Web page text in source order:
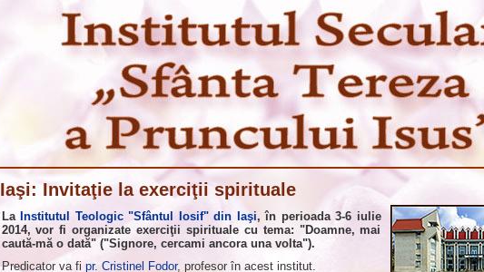
Iaşi: Invitaţie la exerciţii spirituale
La Institutul Teologic "Sfântul Iosif" din Iaşi, în perioada 3-6 iulie
2014, vor fi organizate exerciţii spirituale cu tema: "Doamne, mai
caută-mă o dată" ("Signore, cercami ancora una volta").
Predicator va fi pr. Cristinel Fodor, profesor în acest institut.